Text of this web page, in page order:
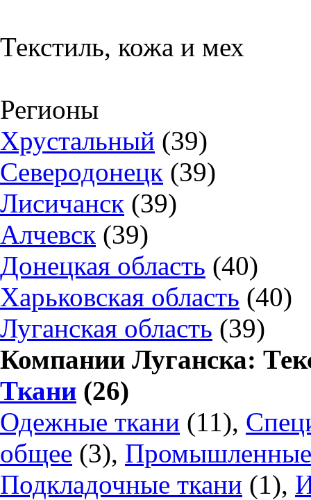
Текстиль, кожа и мех
Регионы
Хрустальный (39)
Северодонецк (39)
Лисичанск (39)
Алчевск (39)
Донецкая область (40)
Харьковская область (40)
Луганская область (39)
Компании Луганска:
Ткани (26)
Одежные ткани (11),
общее (3), Промышленные
Подкладочные ткани (1),